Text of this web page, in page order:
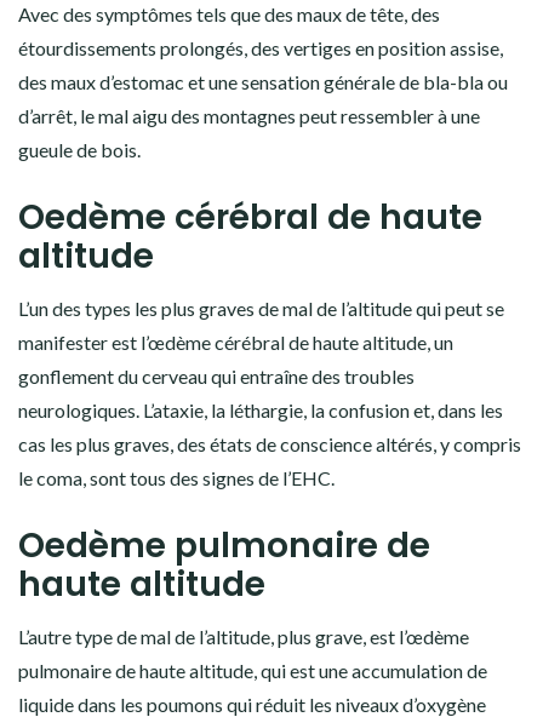
Avec des symptômes tels que des maux de tête, des
étourdissements prolongés, des vertiges en position assise,
des maux d’estomac et une sensation générale de bla-bla ou
d’arrêt, le mal aigu des montagnes peut ressembler à une
gueule de bois.
Oedème cérébral de haute
altitude
L’un des types les plus graves de mal de l’altitude qui peut se
manifester est l’œdème cérébral de haute altitude, un
gonflement du cerveau qui entraîne des troubles
neurologiques. L’ataxie, la léthargie, la confusion et, dans les
cas les plus graves, des états de conscience altérés, y compris
le coma, sont tous des signes de l’EHC.
Oedème pulmonaire de
haute altitude
L’autre type de mal de l’altitude, plus grave, est l’œdème
pulmonaire de haute altitude, qui est une accumulation de
liquide dans les poumons qui réduit les niveaux d’oxygène